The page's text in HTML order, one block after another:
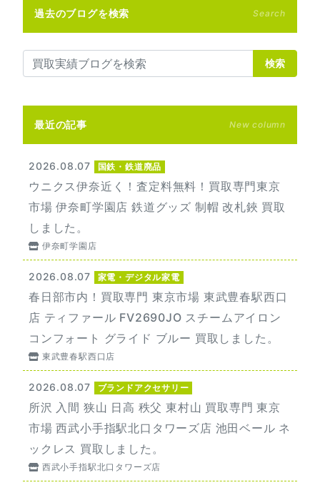
過去のブログを検索 Search
検索
最近の記事 New column
2026.08.07 国鉄・鉄道廃品
ウニクス伊奈近く！査定料無料！買取専門東京
市場 伊奈町学園店 鉄道グッズ 制帽 改札鋏 買取
しました。
伊奈町学園店
2026.08.07 家電・デジタル家電
春日部市内！買取専門 東京市場 東武豊春駅西口
店 ティファール FV2690JO スチームアイロン
コンフォート グライド ブルー 買取しました。
東武豊春駅西口店
2026.08.07 ブランドアクセサリー
所沢 入間 狭山 日高 秩父 東村山 買取専門 東京
市場 西武小手指駅北口タワーズ店 池田ベール ネ
ックレス 買取しました。
西武小手指駅北口タワーズ店